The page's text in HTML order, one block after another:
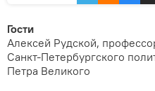
Гости
Алексей Рудской,
Санкт-Петербургского
Петра Великого